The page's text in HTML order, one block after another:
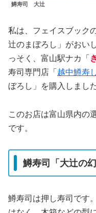
鱒寿司 大辻
私は、フェイスブック
辻のまぼろし」がおい
っそく、富山駅ナカ「
寿司専門店「 越中鱒寿
ぼろし」を購入しました
このお店は富山県内の
です。
鱒寿司「大辻の
鱒寿司は押し寿司です